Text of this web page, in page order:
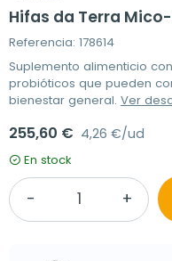
Hifas da Terra
Referencia: 178614
Suplemento alimenticio
probióticos que pueden
bienestar general. Ver
255,60 € 4,26 €/ud
En stock